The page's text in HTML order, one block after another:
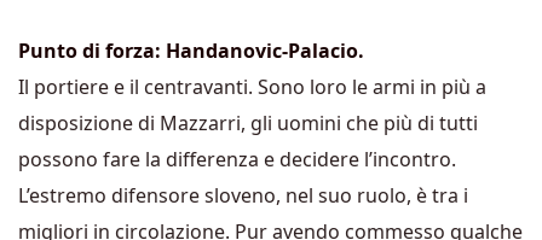
Punto di forza: Handanovic-Palacio.
Il portiere e il centravanti. Sono loro le armi in più a
disposizione di Mazzarri, gli uomini che più di tutti
possono fare la differenza e decidere l’incontro.
L’estremo difensore sloveno, nel suo ruolo, è tra i
migliori in circolazione. Pur avendo commesso qualche